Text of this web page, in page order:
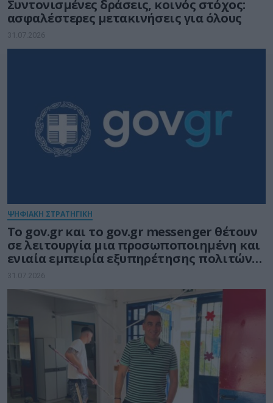
Συντονισμένες δράσεις, κοινός στόχος:
ασφαλέστερες μετακινήσεις για όλους
31.07.2026
ΨΗΦΙΑΚΗ ΣΤΡΑΤΗΓΙΚΗ
Το gov.gr και το gov.gr messenger θέτουν
σε λειτουργία μια προσωποποιημένη και
ενιαία εμπειρία εξυπηρέτησης πολιτών
και επιχειρήσεων
31.07.2026